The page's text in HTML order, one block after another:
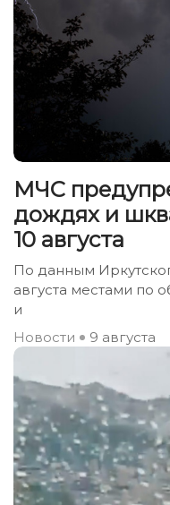
МЧС
дождях и
10 августа
По данным
августа местами по
и
Новости
9 августа